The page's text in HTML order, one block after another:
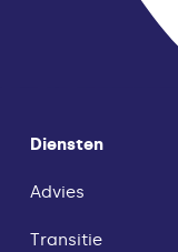
Diensten
Advies
Transitie